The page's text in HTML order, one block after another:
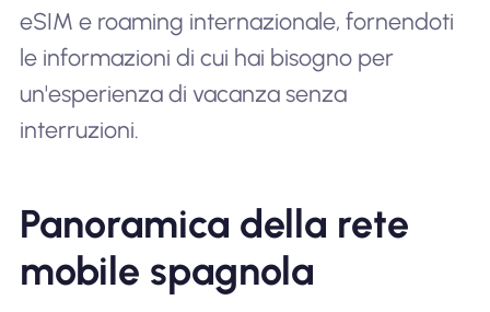
eSIM e roaming internazionale, fornendoti
le informazioni di cui hai bisogno per
un'esperienza di vacanza senza
interruzioni.
Panoramica della rete
mobile spagnola